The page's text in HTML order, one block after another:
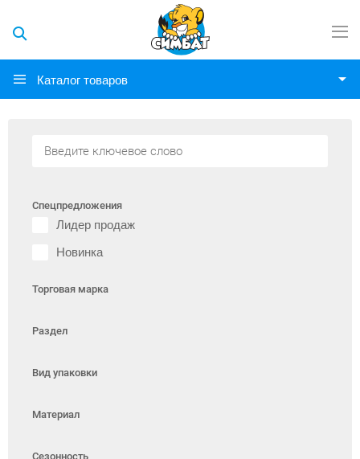
Каталог товаров
Спецпредложения
Лидер продаж
Новинка
Торговая марка
Раздел
Вид упаковки
Материал
Сезонность